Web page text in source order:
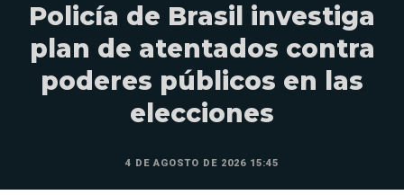
Policía de Brasil investiga
plan de atentados contra
poderes públicos en las
elecciones
4 DE AGOSTO DE 2026 15:45